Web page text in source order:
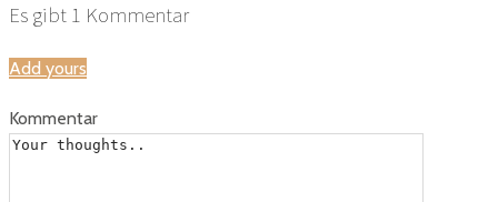
Es gibt 1 Kommentar
Add yours
Kommentar